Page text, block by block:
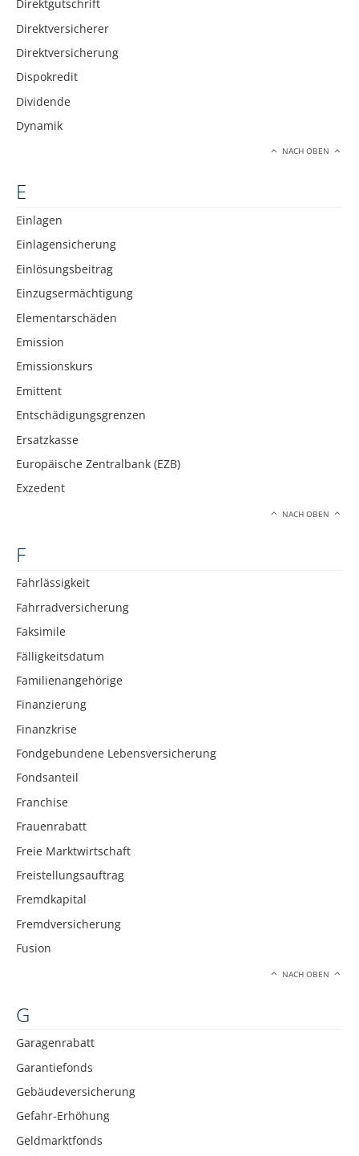
Direktgutschrift
Direktversicherer
Direktversicherung
Dispokredit
Dividende
Dynamik
NACH OBEN
E
Einlagen
Einlagensicherung
Einlösungsbeitrag
Einzugsermächtigung
Elementarschäden
Emission
Emissionskurs
Emittent
Entschädigungsgrenzen
Ersatzkasse
Europäische Zentralbank (EZB)
Exzedent
NACH OBEN
F
Fahrlässigkeit
Fahrradversicherung
Faksimile
Fälligkeitsdatum
Familienangehörige
Finanzierung
Finanzkrise
Fondgebundene Lebensversicherung
Fondsanteil
Franchise
Frauenrabatt
Freie Marktwirtschaft
Freistellungsauftrag
Fremdkapital
Fremdversicherung
Fusion
NACH OBEN
G
Garagenrabatt
Garantiefonds
Gebäudeversicherung
Gefahr-Erhöhung
Geldmarktfonds